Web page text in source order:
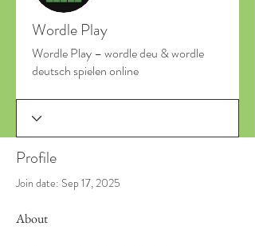
Wordle Play
Wordle Play – wordle deu & wordle
deutsch spielen online
Profile
Join date: Sep 17, 2025
About